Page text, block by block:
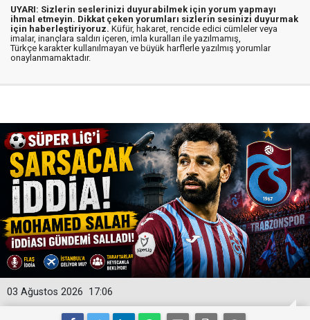
UYARI: Sizlerin seslerinizi duyurabilmek için yorum yapmayı
ihmal etmeyin. Dikkat çeken yorumları sizlerin sesinizi duyurmak
için haberleştiriyoruz. Küfür, hakaret, rencide edici cümleler veya
imalar, inançlara saldırı içeren, imla kuralları ile yazılmamış,
Türkçe karakter kullanılmayan ve büyük harflerle yazılmış yorumlar
onaylanmamaktadır.
17:06
03 Ağustos 2026